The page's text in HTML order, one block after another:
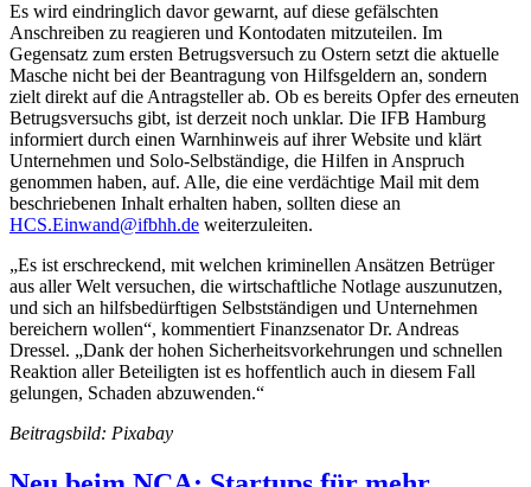
Es wird eindringlich davor gewarnt, auf diese gefälschten
Anschreiben zu reagieren und Kontodaten mitzuteilen. Im
Gegensatz zum ersten Betrugsversuch zu Ostern setzt die aktuelle
Masche nicht bei der Beantragung von Hilfsgeldern an, sondern
zielt direkt auf die Antragsteller ab. Ob es bereits Opfer des erneuten
Betrugsversuchs gibt, ist derzeit noch unklar. Die IFB Hamburg
informiert durch einen Warnhinweis auf ihrer Website und klärt
Unternehmen und Solo-Selbständige, die Hilfen in Anspruch
genommen haben, auf. Alle, die eine verdächtige Mail mit dem
beschriebenen Inhalt erhalten haben, sollten diese an
HCS.Einwand@ifbhh.de weiterzuleiten.
„Es ist erschreckend, mit welchen kriminellen Ansätzen Betrüger
aus aller Welt versuchen, die wirtschaftliche Notlage auszunutzen,
und sich an hilfsbedürftigen Selbstständigen und Unternehmen
bereichern wollen“, kommentiert Finanzsenator Dr. Andreas
Dressel. „Dank der hohen Sicherheitsvorkehrungen und schnellen
Reaktion aller Beteiligten ist es hoffentlich auch in diesem Fall
gelungen, Schaden abzuwenden.“
Beitragsbild: Pixabay